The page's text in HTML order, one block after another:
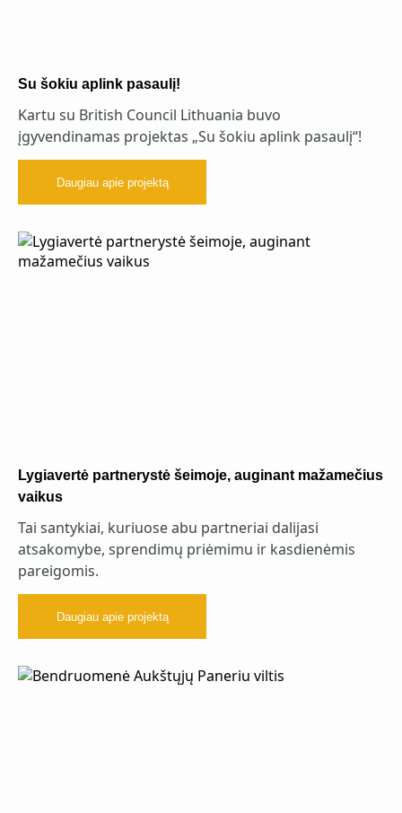
Su šokiu aplink pasaulį!
Kartu su British Council Lithuania buvo
įgyvendinamas projektas „Su šokiu aplink pasaulį“!
Daugiau apie projektą
Lygiavertė partnerystė šeimoje, auginant mažamečius
vaikus
Tai santykiai, kuriuose abu partneriai dalijasi
atsakomybe, sprendimų priėmimu ir kasdienėmis
pareigomis.
Daugiau apie projektą